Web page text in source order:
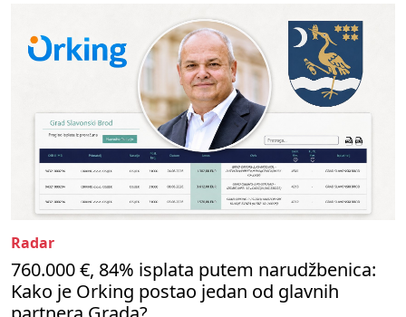
Radar
760.000 €, 84% isplata putem narudžbenica:
Kako je Orking postao jedan od glavnih